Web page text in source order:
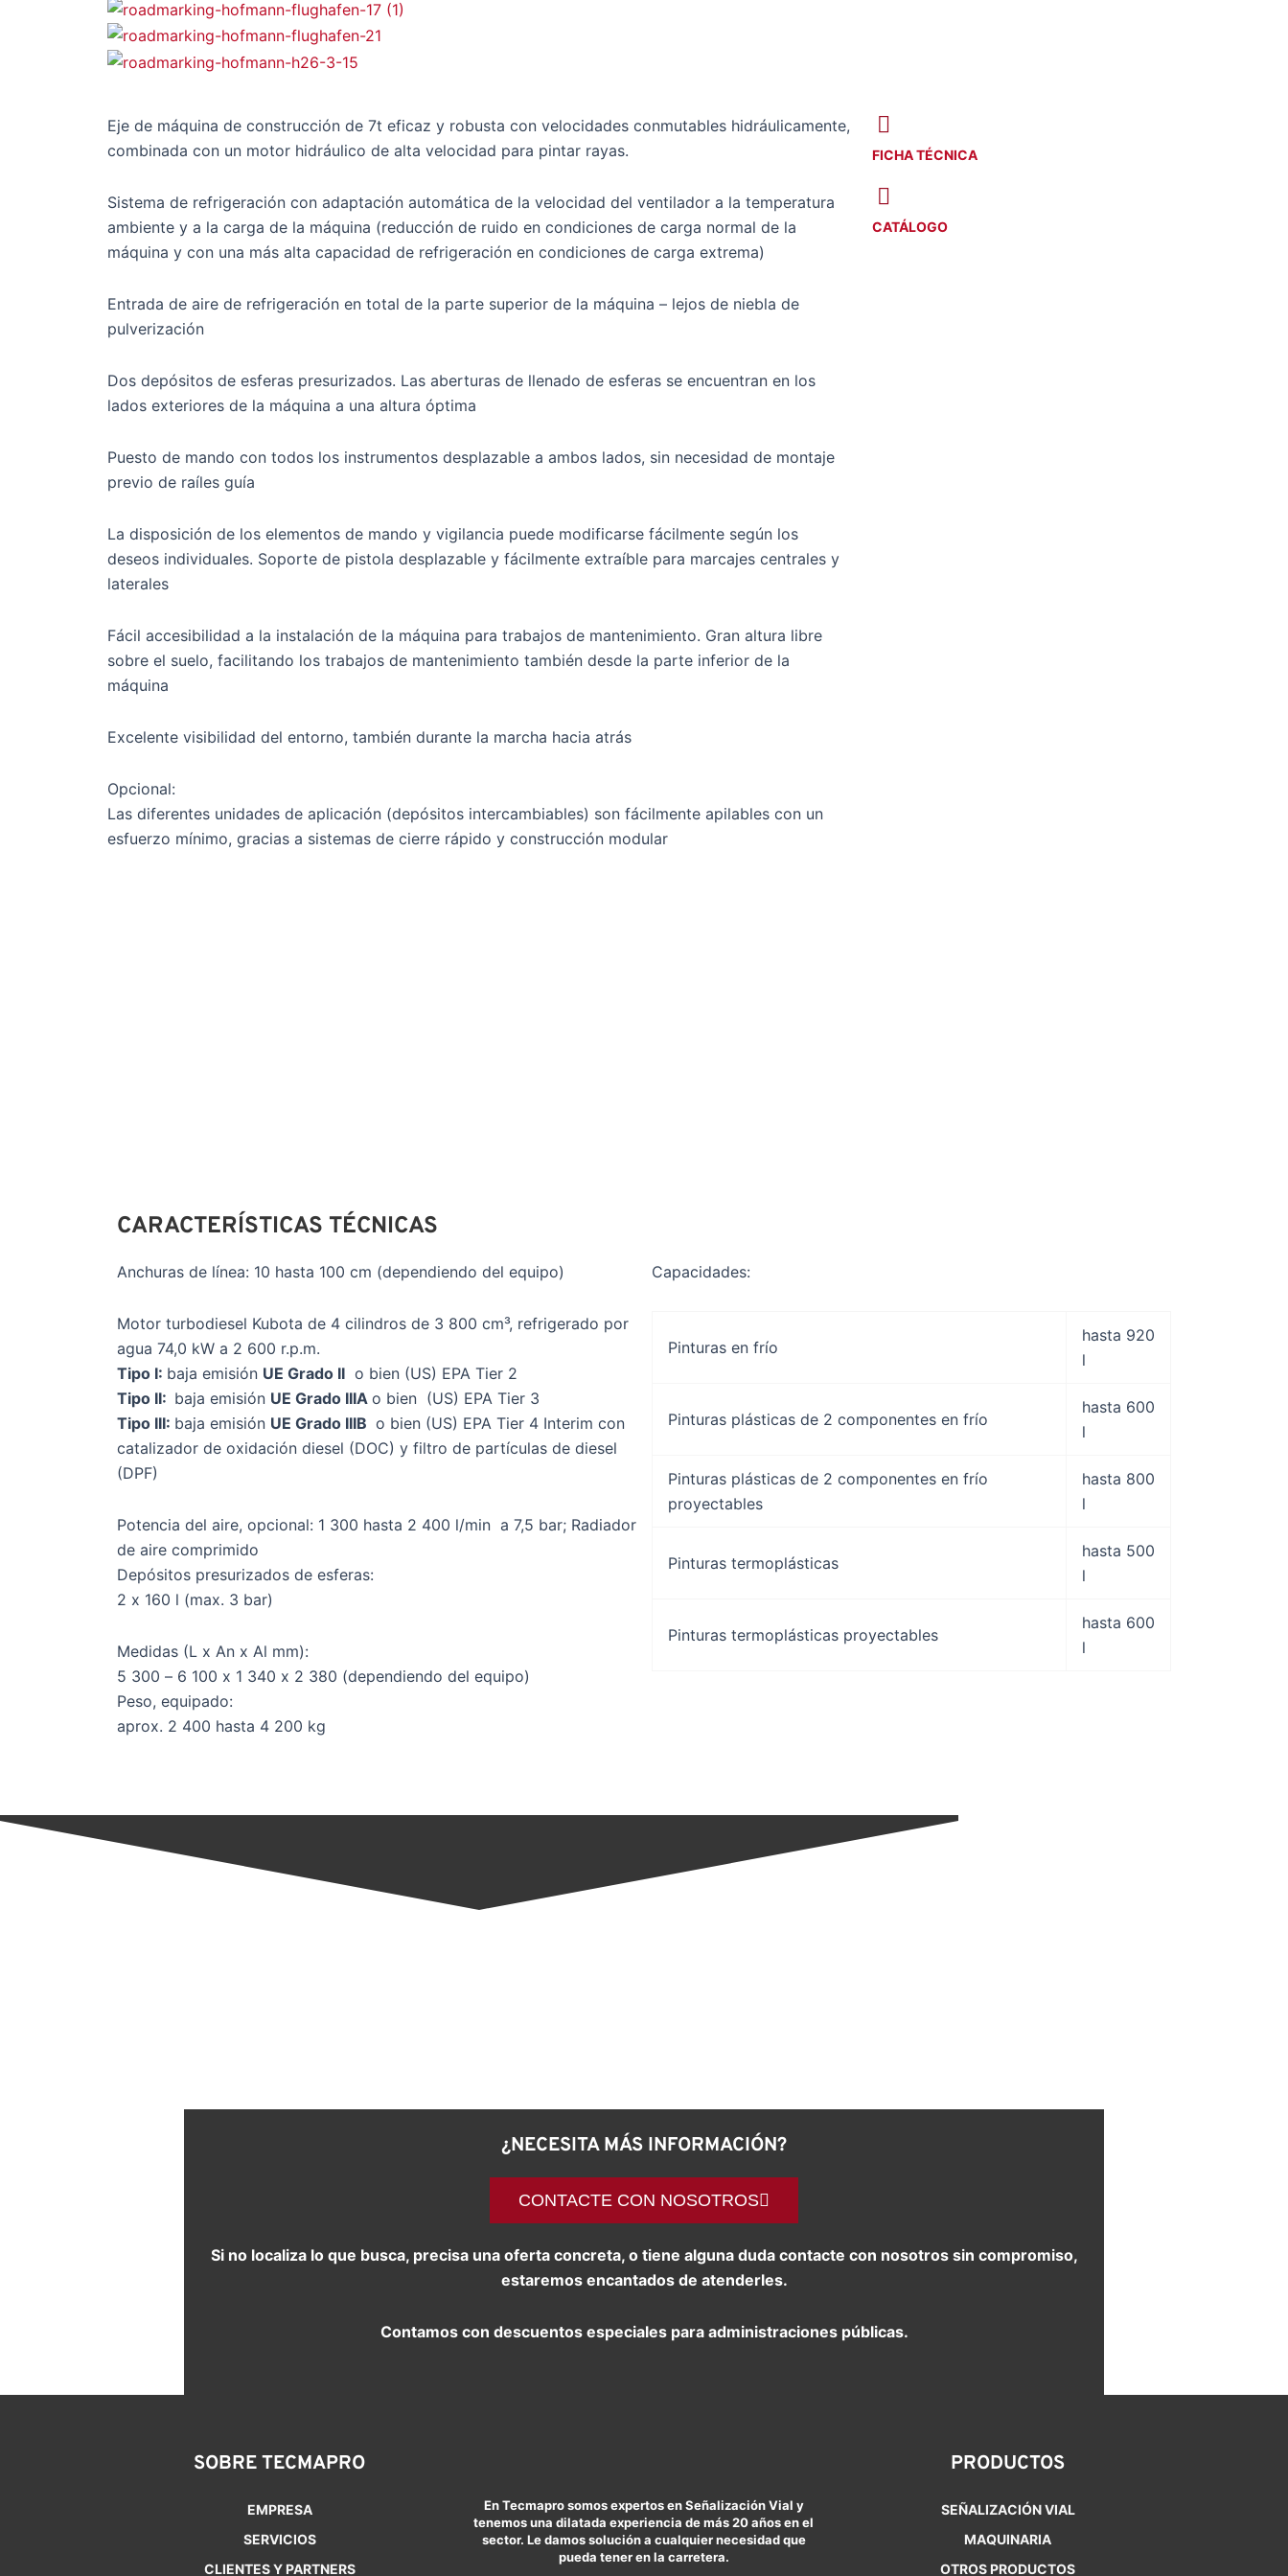
Eje de máquina de construcción de 7t eficaz y robusta con velocidades conmutables hidráulicamente,
combinada con un motor hidráulico de alta velocidad para pintar rayas.
Sistema de refrigeración con adaptación automática de la velocidad del ventilador a la temperatura
ambiente y a la carga de la máquina (reducción de ruido en condiciones de carga normal de la
máquina y con una más alta capacidad de refrigeración en condiciones de carga extrema)
Entrada de aire de refrigeración en total de la parte superior de la máquina – lejos de niebla de
pulverización
Dos depósitos de esferas presurizados. Las aberturas de llenado de esferas se encuentran en los
lados exteriores de la máquina a una altura óptima
Puesto de mando con todos los instrumentos desplazable a ambos lados, sin necesidad de montaje
previo de raíles guía
La disposición de los elementos de mando y vigilancia puede modificarse fácilmente según los
deseos individuales. Soporte de pistola desplazable y fácilmente extraíble para marcajes centrales y
laterales
Fácil accesibilidad a la instalación de la máquina para trabajos de mantenimiento. Gran altura libre
sobre el suelo, facilitando los trabajos de mantenimiento también desde la parte inferior de la
máquina
Excelente visibilidad del entorno, también durante la marcha hacia atrás
Opcional:
Las diferentes unidades de aplicación (depósitos intercambiables) son fácilmente apilables con un
esfuerzo mínimo, gracias a sistemas de cierre rápido y construcción modular
FICHA TÉCNICA
CATÁLOGO
CARACTERÍSTICAS TÉCNICAS
Anchuras de línea: 10 hasta 100 cm (dependiendo del equipo)
Motor turbodiesel Kubota de 4 cilindros de 3 800 cm³, refrigerado por
agua 74,0 kW a 2 600 r.p.m.
Tipo I: baja emisión UE Grado II o bien (US) EPA Tier 2
Tipo II: baja emisión UE Grado IIIA o bien (US) EPA Tier 3
Tipo III: baja emisión UE Grado IIIB o bien (US) EPA Tier 4 Interim con
catalizador de oxidación diesel (DOC) y filtro de partículas de diesel
(DPF)
Potencia del aire, opcional: 1 300 hasta 2 400 l/min a 7,5 bar; Radiador
de aire comprimido
Depósitos presurizados de esferas:
2 x 160 l (max. 3 bar)
Medidas (L x An x Al mm):
5 300 – 6 100 x 1 340 x 2 380 (dependiendo del equipo)
Peso, equipado:
aprox. 2 400 hasta 4 200 kg
Capacidades:
Pinturas en frío
hasta 920
l
Pinturas plásticas de 2 componentes en frío
hasta 600
l
Pinturas plásticas de 2 componentes en frío
proyectables
hasta 800
l
Pinturas termoplásticas
hasta 500
l
Pinturas termoplásticas proyectables
hasta 600
l
¿NECESITA MÁS INFORMACIÓN?
CONTACTE CON NOSOTROS
Si no localiza lo que busca, precisa una oferta concreta, o tiene alguna duda contacte con nosotros sin compromiso,
estaremos encantados de atenderles.
Contamos con descuentos especiales para administraciones públicas.
SOBRE TECMAPRO
EMPRESA
SERVICIOS
CLIENTES Y PARTNERS
En Tecmapro somos expertos en Señalización Vial y
tenemos una dilatada experiencia de más 20 años en el
sector. Le damos solución a cualquier necesidad que
pueda tener en la carretera.
PRODUCTOS
SEÑALIZACIÓN VIAL
MAQUINARIA
OTROS PRODUCTOS